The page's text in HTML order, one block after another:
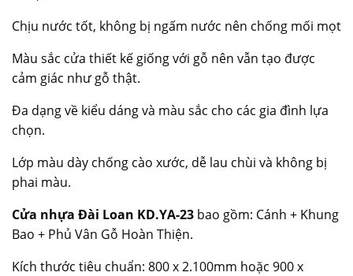
Chịu nước tốt, không bị ngấm nước nên chống mối mọt
Màu sắc cửa thiết kế giống với gỗ nên vẫn tạo được
cảm giác như gỗ thật.
Đa dạng về kiểu dáng và màu sắc cho các gia đình lựa
chọn.
Lớp màu dày chống cào xước, dễ lau chùi và không bị
phai màu.
Cửa nhựa Đài Loan KD.YA-23 bao gồm: Cánh + Khung
Bao + Phủ Vân Gỗ Hoàn Thiện.
Kích thước tiêu chuẩn: 800 x 2.100mm hoặc 900 x